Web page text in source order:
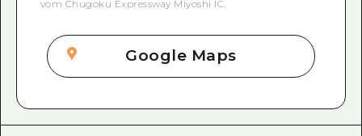
vom Chugoku Expressway Miyoshi IC.
Google Maps